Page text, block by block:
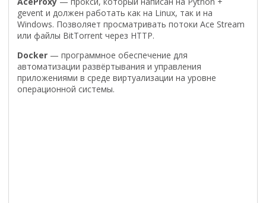
gevent и должен работать как на Linux, так и на
Windows. Позволяет просматривать потоки Ace Stream
или файлы BitTorrent через HTTP.
Docker — программное обеспечение для
автоматизации развёртывания и управления
приложениями в среде виртуализации на уровне
операционной системы.